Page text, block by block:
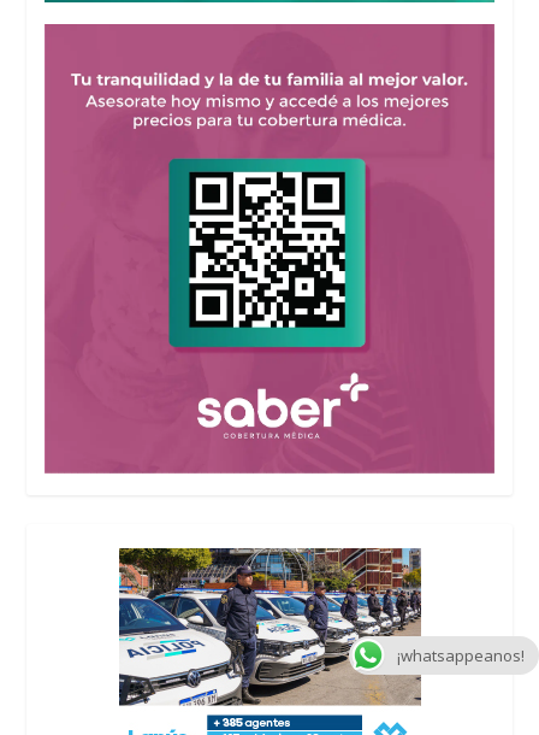
¡whatsappeanos!